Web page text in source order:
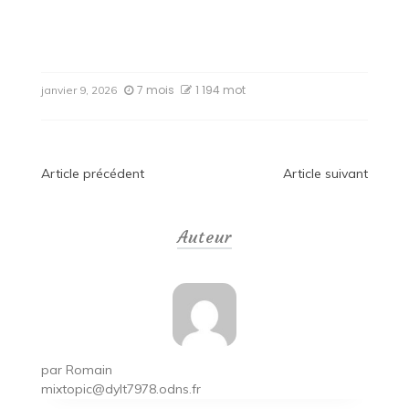
janvier 9, 2026 7 mois 1 194 mot
Navigation
Article précédent Article suivant
Auteur
par Romain
mixtopic@dylt7978.odns.fr